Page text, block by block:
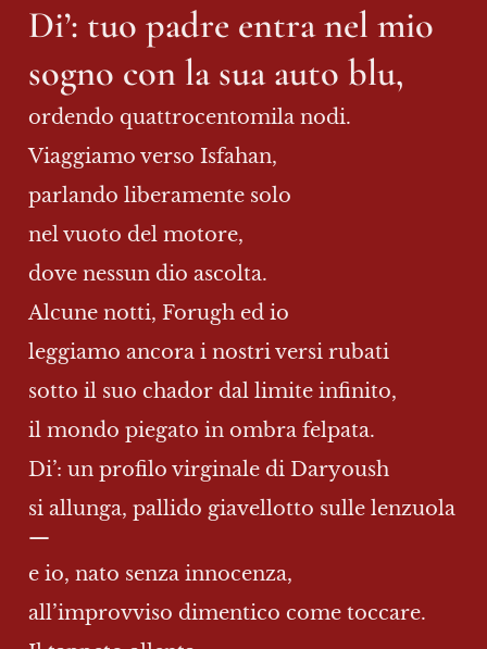
Di’: tuo padre entra nel mio
sogno con la sua auto blu,
ordendo quattrocentomila nodi.
Viaggiamo verso Isfahan,
parlando liberamente solo
nel vuoto del motore,
dove nessun dio ascolta.
Alcune notti, Forugh ed io
leggiamo ancora i nostri versi rubati
sotto il suo chador dal limite infinito,
il mondo piegato in ombra felpata.
Di’: un profilo virginale di Daryoush
si allunga, pallido giavellotto sulle lenzuola
—
e io, nato senza innocenza,
all’improvviso dimentico come toccare.